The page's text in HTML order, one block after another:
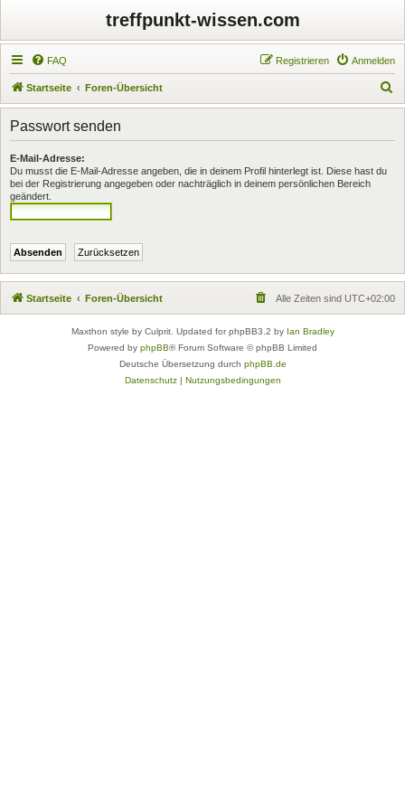
treffpunkt-wissen.com
FAQ Anmelden
Registrieren
Startseite Foren-Übersicht
u
Passwort senden
E-Mail-Adresse:
Du musst die E-Mail-Adresse angeben, die in deinem Profil hinterlegt ist. Diese hast du
bei der Registrierung angegeben oder nachträglich in deinem persönlichen Bereich
geändert.
Startseite Foren-Übersicht Alle Zeiten sind UTC+02:00
Maxthon style by Culprit. Updated for phpBB3.2 by Ian Bradley
Powered by phpBB® Forum Software © phpBB Limited
Deutsche Übersetzung durch phpBB.de
Datenschutz| Nutzungsbedingungen